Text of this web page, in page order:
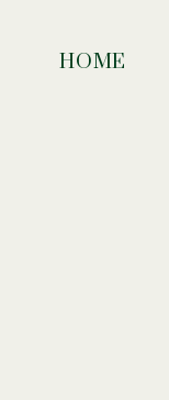
HOME